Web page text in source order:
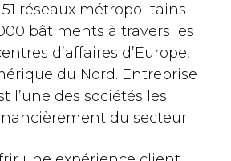
réseaux métropolitains
bâtiments à travers les
d’affaires d’Europe,
du Nord. Entreprise
l’une des sociétés les
du secteur.